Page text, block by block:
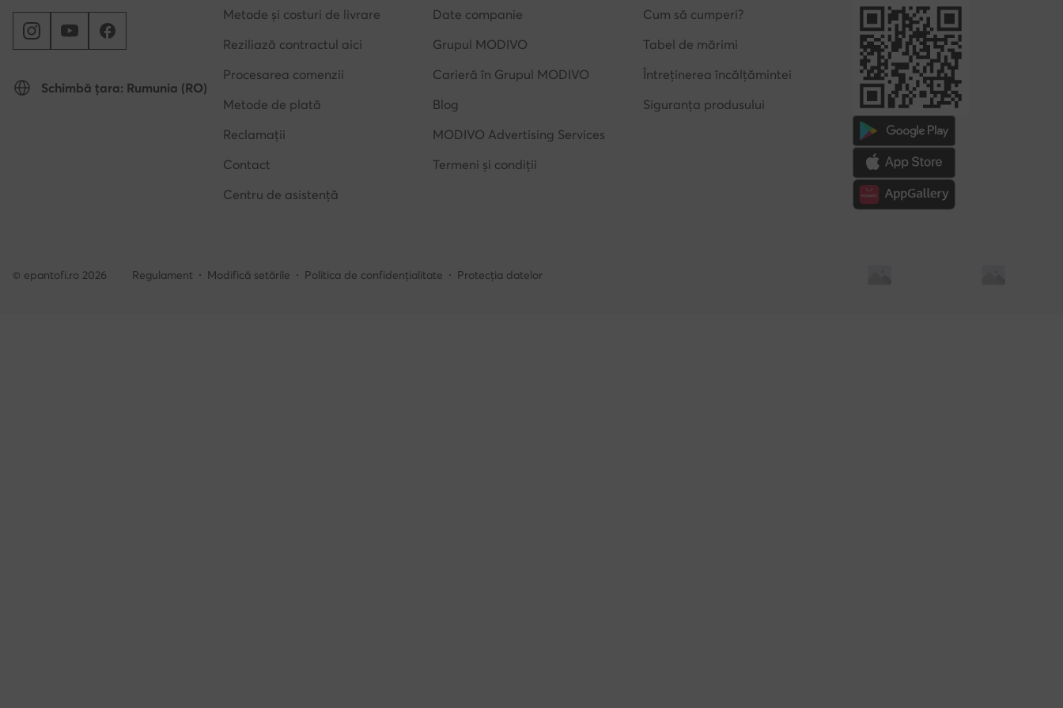
Schimbă țara: Rumunia (RO)
Metode și costuri de livrare
Reziliază contractul aici
Procesarea comenzii
Metode de plată
Reclamații
Contact
Centru de asistență
Date companie
Grupul MODIVO
Carieră în Grupul MODIVO
Blog
MODIVO Advertising Services
Termeni și condiții
Cum să cumperi?
Tabel de mărimi
Întreținerea încălțămintei
Siguranța produsului
© epantofi.ro 2026 Regulament Modifică setările Politica de confidențialitate Protecția datelor